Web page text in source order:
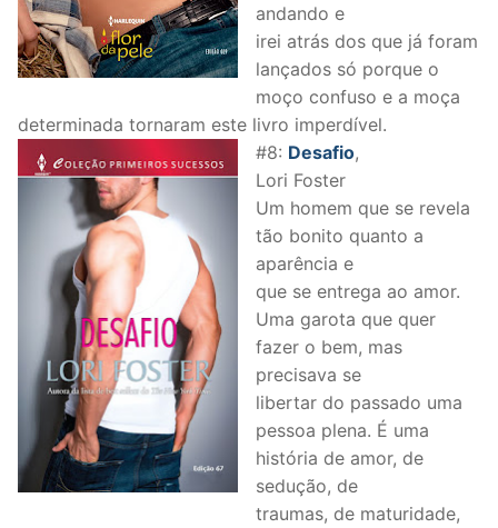
andando e
irei atrás dos que já foram
lançados só porque o
moço confuso e a moça
determinada tornaram este livro imperdível.
#8: Desafio,
Lori Foster
Um homem que se revela
tão bonito quanto a
aparência e
que se entrega ao amor.
Uma garota que quer
fazer o bem, mas
precisava se
libertar do passado uma
pessoa plena. É uma
história de amor, de
sedução, de
traumas, de maturidade,